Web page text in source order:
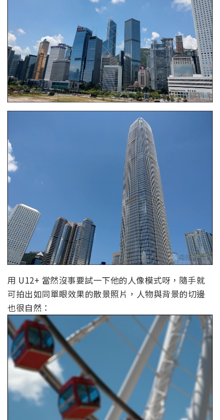
用 U12+ 當然沒事要試一下他的人像模式呀，隨手就
可拍出如同單眼效果的散景照片，人物與背景的切邊
也很自然：